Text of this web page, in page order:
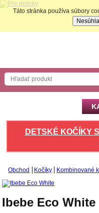
DETSKÉ KOČÍKY
Obchod Kočíky Kombinované
Ibebe Eco White
Táto stránka používa súbory